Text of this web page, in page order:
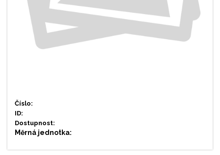
Číslo:
ID:
Dostupnost:
Měrná jednotka: